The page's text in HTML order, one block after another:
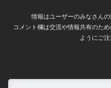
情報はユーザーのみなさん
コメント欄は交流や情報共有のた
ようにご注